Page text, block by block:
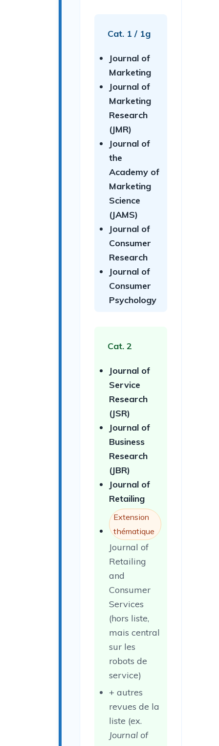
Cat. 1 / 1g
Journal of
Marketing
Journal of
Marketing
Research
(JMR)
Journal of
the
Academy of
Marketing
Science
(JAMS)
Journal of
Consumer
Research
Journal of
Consumer
Psychology
Cat. 2
Journal of
Service
Research
(JSR)
Journal of
Business
Research
(JBR)
Journal of
Retailing
Extension
thématique
Journal of
Retailing
and
Consumer
Services
(hors liste,
mais central
sur les
robots de
service)
+ autres
revues de la
liste (ex.
Journal of